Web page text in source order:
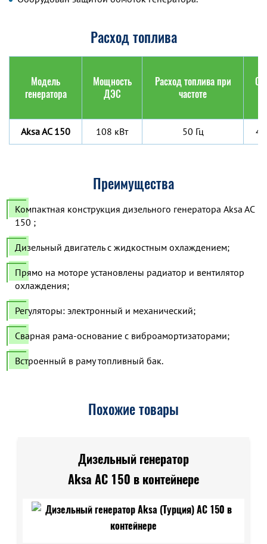
Расход топлива
Модель
генератора
Мощность
ДЭС
Расход топлива при
частоте
Aksa AC 150 108 кВт 50 Гц
Преимущества
Компактная конструкция дизельного генератора Aksa AC
150 ;
Дизельный двигатель с жидкостным охлаждением;
Прямо на моторе установлены радиатор и вентилятор
охлаждения;
Регуляторы: электронный и механический;
Сварная рама-основание с виброамортизаторами;
Встроенный в раму топливный бак.
Похожие товары
Дизельный генератор
Aksa AC 150 в контейнере